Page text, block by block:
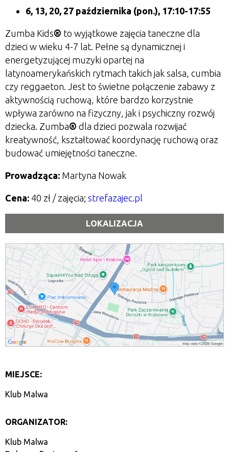
6, 13, 20, 27 października (pon.), 17:10-17:55
Zumba Kids® to wyjątkowe zajęcia taneczne dla
dzieci w wieku 4-7 lat. Pełne są dynamicznej i
energetyzującej muzyki opartej na
latynoamerykańskich rytmach takich jak salsa, cumbia
czy reggaeton. Jest to świetne połączenie zabawy z
aktywnością ruchową, które bardzo korzystnie
wpływa zarówno na fizyczny, jak i psychiczny rozwój
dziecka. Zumba® dla dzieci pozwala rozwijać
kreatywność, kształtować koordynację ruchową oraz
budować umiejętności taneczne.
Prowadząca: Martyna Nowak
Cena: 40 zł / zajęcia; strefazajec.pl
LOKALIZACJA
MIEJSCE:
Klub Malwa
ORGANIZATOR:
Klub Malwa